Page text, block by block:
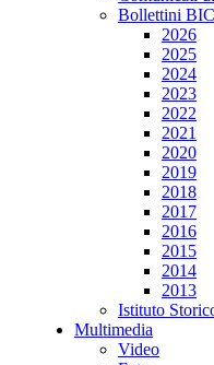
Bollettini
2026
2025
2024
2023
2022
2021
2020
2019
2018
2017
2016
2015
2014
2013
Istituto
Multimedia
Video